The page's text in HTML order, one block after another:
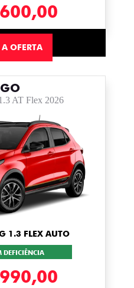
OFERTA
AT Flex 2026
1.3 FLEX AUTO
DEFICIÊNCIA